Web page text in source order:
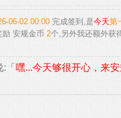
06-02 00:00 完成签到,是今天第
励 安规金币 2个,另外我还额外获
「 嘿...今天够很开心，来